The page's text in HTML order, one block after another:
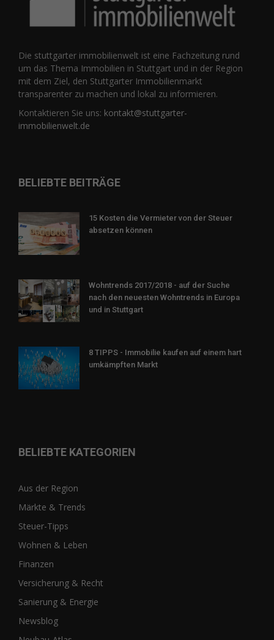
Die stuttgarter immobilienwelt ist eine Fachzeitung rund
um das Thema Immobilien in Stuttgart und in der Region
mit dem Ziel, den Stuttgarter Immobilienmarkt
transparenter zu machen und lokal zu informieren.
Kontaktieren Sie uns: kontakt@stuttgarter-
immobilienwelt.de
BELIEBTE BEITRÄGE
15 Kosten die Vermieter von der Steuer
absetzen können
Wohntrends 2017/2018 - auf der Suche
nach den neuesten Wohntrends in Europa
und in Stuttgart
8 TIPPS - Immobilie kaufen auf einem hart
umkämpften Markt
BELIEBTE KATEGORIEN
Aus der Region
Märkte & Trends
Steuer-Tipps
Wohnen & Leben
Finanzen
Versicherung & Recht
Sanierung & Energie
Newsblog